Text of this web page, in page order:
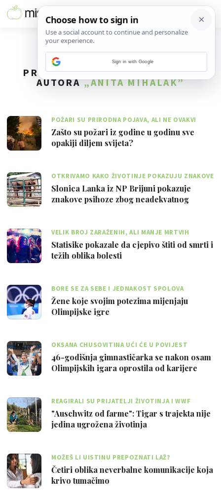
PRONAĐENO307REZULTATA ZA
AUTORA„ANITA MIHALAK”
POŽARI SU PRIRODNA POJAVA, ALI NE OVAKVI
Zašto su požari iz godine u godinu sve
opakiji diljem svijeta?
OTKRIVAMO KAKO ŽIVOTINJE POKAZUJU ZNAKOVE
PSIHOZE
Slonica Lanka iz NP Brijuni pokazuje
znakove psihoze zbog neadekvatnog
VELIK BROJ ZARAŽENIH, ALI MANJE MRTVIH
Statisike pokazale da cjepivo štiti od smrti i
težih oblika bolesti
BORE SE ZA SEBE I JEDNAKOST SPOLOVA
Žene koje svojim potezima mijenjaju
Olimpijske igre
OKSANA CHUSOVITINA UĆI ĆE U POVIJEST
46-godišnja gimnastičarka se nakon osam
Olimpijskih igara oprostila od karijere
REAGIRALI SU PRIJATELJI ŽIVOTINJA I WWF
"Auschwitz od farme": Tigar s trajekta nije
jedina ugrožena životinja
MOŽEŠ LI UISTINU PREPOZNATI LAŽ?
Četiri oblika neverbalne komunikacije koja
krivo tumačimo
Sign in with Google